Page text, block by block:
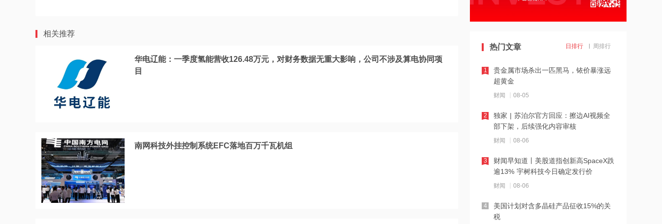
相关推荐
华电辽能：一季度氢能营收126.48万元，对财务数据无重大影响，公司不涉及算电协同项
目
南网科技外挂控制系统EFC落地百万千瓦机组
方达涨1.02%
创新药出海金额近千亿美元达去年两
倍，恒生生物科技ETF易方达涨3.00%
头部药企业绩上调迎商业化兑现，港股
通医疗ETF华夏涨3.22%
公司拟收购福来瑞诚60%股权 加码新材
料领域 福莱特玻璃早盘涨超5%
阿里视频大模型Wan3.0开启公测，
让"万物皆可生视频"
热门文章 日排行 周排行
贵金属市场杀出一匹黑马，铱价暴涨远
超黄金
财闻 08-05
1
独家 | 苏泊尔官方回应：擦边AI视频全
部下架，后续强化内容审核
财闻 08-06
2
财闻早知道丨美股道指创新高SpaceX跌
逾13% 宇树科技今日确定发行价
财闻 08-06
3
美国计划对含多晶硅产品征收15%的关
税
4